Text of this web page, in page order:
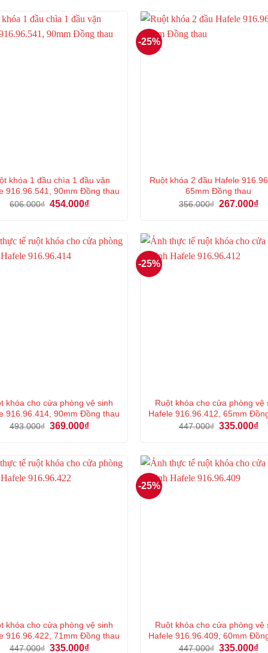
khóa 1 đầu chìa 1 đầu vặn
916.96.541, 90mm Đồng thau
606.000₫ Giá
454.000₫Giá
454.000₫.
-25%
Ruột khóa 2 đầu Hafele
65mm Đồng thau
356.000₫ Giá
267.000₫
khóa cho cửa phòng vệ sinh
916.96.414, 90mm Đồng thau
493.000₫ Giá
369.000₫Giá
369.000₫.
-25%
Ruột khóa cho cửa phòng vệ
Hafele 916.96.412, 65mm
447.000₫ Giá
335.000₫
khóa cho cửa phòng vệ sinh
916.96.422, 71mm Đồng thau
447.000₫ Giá
335.000₫Giá
-25%
Ruột khóa cho cửa phòng vệ
Hafele 916.96.409, 60mm
447.000₫ Giá
335.000₫